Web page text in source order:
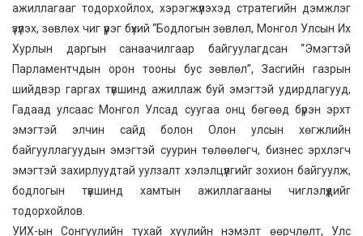
ажиллагааг тодорхойлох, хэрэгжүүлэхэд стратегийн дэмжлэг
үзүүлэх, зөвлөх чиг үүрэг бүхий “Бодлогын зөвлөл, Монгол Улсын Их
Хурлын даргын санаачилгаар байгуулагдсан “Эмэгтэй
Парламентчдын орон тооны бус зөвлөл”, Засгийн газрын
шийдвэр гаргах түвшинд ажиллаж буй эмэгтэй удирдлагууд,
Гадаад улсаас Монгол Улсад суугаа онц бөгөөд бүрэн эрхт
эмэгтэй элчин сайд болон Олон улсын хөгжлийн
байгууллагуудын эмэгтэй суурин төлөөлөгч, бизнес эрхлэгч
эмэгтэй захирлуудтай уулзалт хэлэлцүүлгийг зохион байгуулж,
бодлогын түвшинд хамтын ажиллагааны чиглэлүүдийг
тодорхойлов.
УИХ-ын Сонгуулийн тухай хуулийн нэмэлт өөрчлөлт, Улс